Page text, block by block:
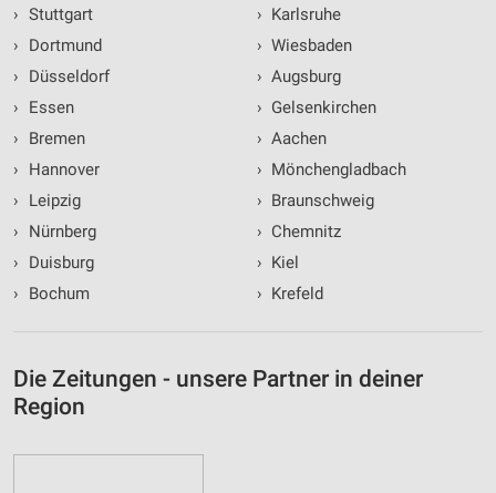
› Stuttgart
›
Dortmund
›
Düsseldorf
›
Essen
›
Bremen
›
Hannover
›
Leipzig
›
Nürnberg
›
Duisburg
›
Bochum
› Karlsruhe
› Wiesbaden
› Augsburg
› Gelsenkirchen
› Aachen
› Mönchengladbach
› Braunschweig
› Chemnitz
› Kiel
› Krefeld
Die Zeitungen - unsere Partner in deiner
Region